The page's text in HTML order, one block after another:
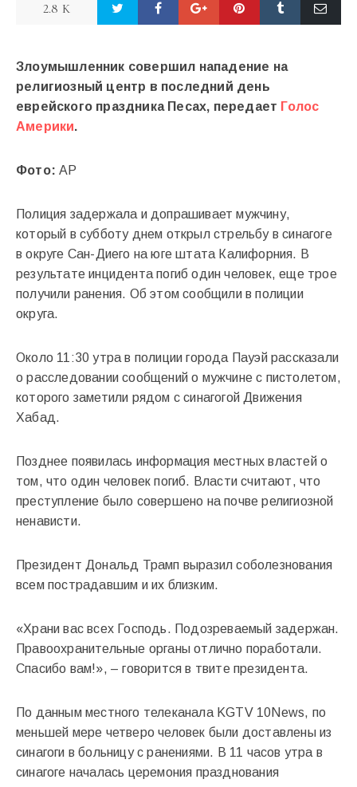
2.8 K
Злоумышленник совершил нападение на
религиозный центр в последний день
еврейского праздника Песах, передает Голос
Америки.
Фото: AP
Полиция задержала и допрашивает мужчину,
который в субботу днем открыл стрельбу в синагоге
в округе Сан-Диего на юге штата Калифорния. В
результате инцидента погиб один человек, еще трое
получили ранения. Об этом сообщили в полиции
округа.
Около 11:30 утра в полиции города Пауэй рассказали
о расследовании сообщений о мужчине с пистолетом,
которого заметили рядом с синагогой Движения
Хабад.
Позднее появилась информация местных властей о
том, что один человек погиб. Власти считают, что
преступление было совершено на почве религиозной
ненависти.
Президент Дональд Трамп выразил соболезнования
всем пострадавшим и их близким.
«Храни вас всех Господь. Подозреваемый задержан.
Правоохранительные органы отлично поработали.
Спасибо вам!», – говорится в твите президента.
По данным местного телеканала KGTV 10News, по
меньшей мере четверо человек были доставлены из
синагоги в больницу с ранениями. В 11 часов утра в
синагоге началась церемония празднования